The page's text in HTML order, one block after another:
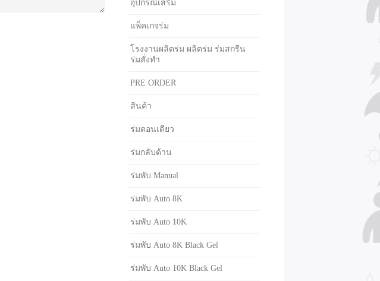
อุปกรณ์เสริม
แพ็คเกจร่ม
โรงงานผลิตร่ม ผลิตร่ม ร่มสกรีน
ร่มสั่งทำ
PRE ORDER
สินค้า
ร่มตอนเดียว
ร่มกลับด้าน
ร่มพับ Manual
ร่มพับ Auto 8K
ร่มพับ Auto 10K
ร่มพับ Auto 8K Black Gel
ร่มพับ Auto 10K Black Gel